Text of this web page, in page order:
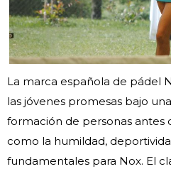
La marca española de pádel
las jóvenes promesas bajo
formación de personas antes
como la humildad,
fundamentales para Nox. El